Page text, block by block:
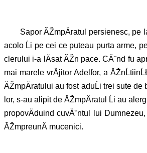
Sapor ĂŽmpÄratul persienesc, pe
acolo Ĺi pe cei ce puteau purta arme,
clerului i-a lÄsat ĂŽn pace. CĂ˘nd fu
mai marele vrÄjitor Adelfor, a
ĂŽmpÄratului au fost aduĹi trei sute
lor, s-au alipit de ĂŽmpÄratul Ĺi au
propovÄduind cuvĂ˘ntul lui Dumnezeu,
ĂŽmpreunÄ mucenici.